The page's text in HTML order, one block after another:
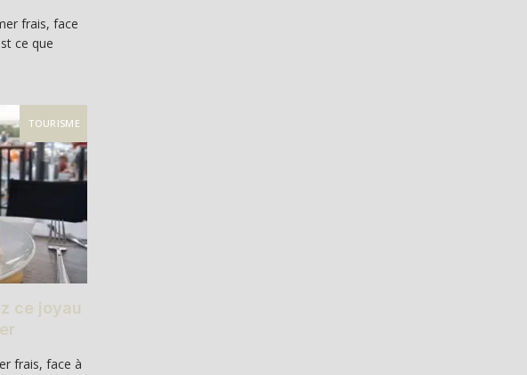
frais, face
ce que
TOURISME
ce joyau
frais, face à